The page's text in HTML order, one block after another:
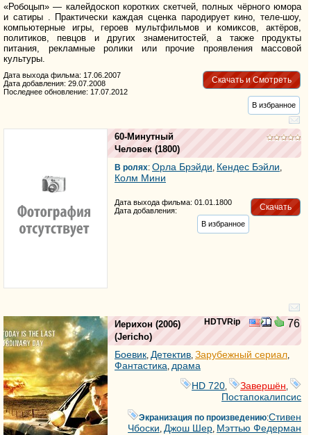
«Робоцып» — калейдоскоп коротких скетчей, полных чёрного юмора
и сатиры . Практически каждая сценка пародирует кино, теле-шоу,
компьютерные игры, героев мультфильмов и комиксов, актёров,
политиков, певцов и других знаменитостей, а также продукты
питания, рекламные ролики или прочие проявления массовой
культуры.
Скачать и Смотреть
Дата выхода фильма: 17.06.2007
Дата добавления: 29.07.2008
Последнее обновление: 17.07.2012
В избранное
60-Минутный
Человек (1800)
В ролях: Орла Брэйди, Кендес Бэйли,
Колм Мини
Скачать
Дата выхода фильма: 01.01.1800
Дата добавления:
В избранное
HDTVRip 76
Иерихон (2006)
(Jericho)
Боевик, Детектив, Зарубежный сериал,
Фантастика, драма
HD 720, Завершён,
Постапокалипсис
Экранизация по произведению:Стивен
Чбоски,Джош Шер, Мэттью Федерман